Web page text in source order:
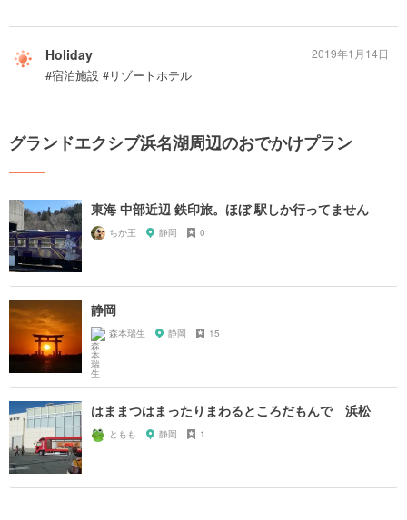
Holiday
#宿泊施設 #リゾートホテル
2019年1月14日
グランドエクシブ浜名湖周辺のおでかけプラン
東海 中部近辺 鉄印旅。ほぼ 駅しか行ってません
ちか王 静岡 0
静岡
森本瑞生 静岡 15
はままつはまったりまわるところだもんで 浜松
ともも 静岡 1